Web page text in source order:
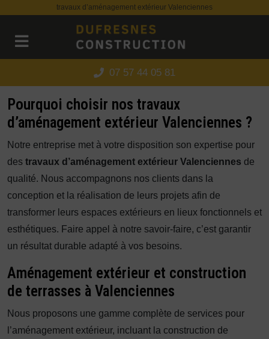
travaux d’aménagement extérieur Valenciennes
07 57 44 05 81
Pourquoi choisir nos travaux
d’aménagement extérieur Valenciennes ?
Notre entreprise met à votre disposition son expertise pour
des travaux d’aménagement extérieur Valenciennes de
qualité. Nous accompagnons nos clients dans la
conception et la réalisation de leurs projets afin de
transformer leurs espaces extérieurs en lieux fonctionnels et
esthétiques. Faire appel à notre savoir-faire, c’est garantir
un résultat durable adapté à vos besoins.
Aménagement extérieur et construction
de terrasses à Valenciennes
Nous proposons une gamme complète de services pour
l’aménagement extérieur, incluant la construction de
Panneau de gestion des cookies